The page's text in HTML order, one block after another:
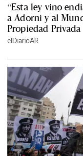
“Esta ley vino
a Adorni y al
Propiedad Privada
elDiarioAR